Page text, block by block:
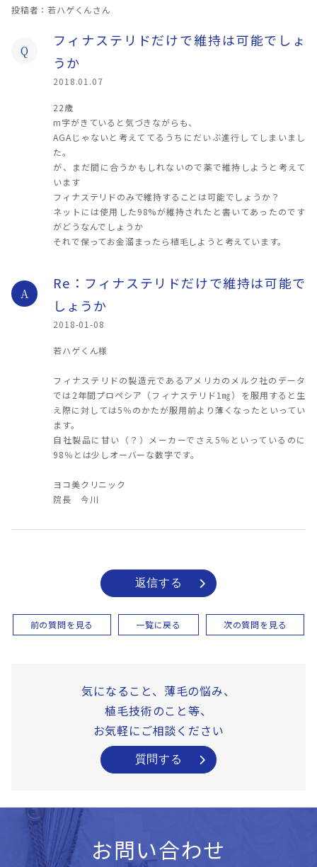
投稿者：若ハゲくんさん
Q
フィナステリドだけで維持は可能でしょ
うか
2018.01.07
22歳
m字がきていると気づきながらも、
AGAじゃないと考えててるうちにだいぶ進行してしまいまし
た。
が、まだ間に合うかもしれないので薬で維持しようと考えて
います
フィナステリドのみで維持することは可能でしょうか？
ネットには使用した98%が維持されたと書いてあったのです
がどうなんでしょうか
それで保ってお金溜まったら植毛しようと考えています。
A
Re：フィナステリドだけで維持は可能で
しょうか
2018-01-08
若ハゲくん様
フィナステリドの製造元であるアメリカのメルク社のデータ
では2年間プロペシア（フィナステリド1㎎）を服用すると生
え際に対しては5％のかたが服用前より薄くなったといってい
ます。
自社製品に甘い（？）メーカーでさえ5％といっているのに
98％とは少しオーバーな数字です。
ヨコ美クリニック
院長 今川
返信する
前の質問を見る 一覧に戻る 次の質問を見る
気になること、薄毛の悩み、
植毛技術のこと等、
お気軽にご相談ください
質問する
お問い合わせ